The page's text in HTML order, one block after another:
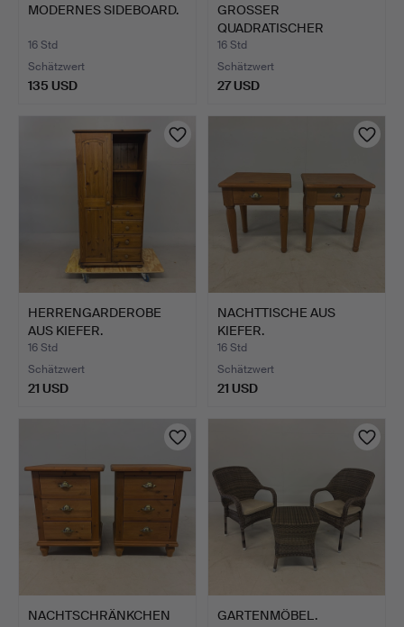
MODERNES SIDEBOARD.
16 Std
Schätzwert
135 USD
GROSSER
QUADRATISCHER
COUCHTISCH.
16 Std
Schätzwert
27 USD
HERRENGARDEROBE
AUS KIEFER.
16 Std
Schätzwert
21 USD
NACHTTISCHE AUS
KIEFER.
16 Std
Schätzwert
21 USD
NACHTSCHRÄNKCHEN
GARTENMÖBEL.